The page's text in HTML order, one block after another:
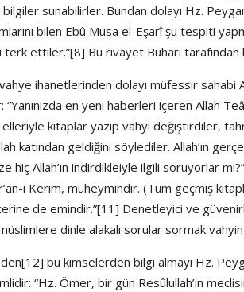
sunabilirler. Bundan dolayı Hz.
bilen Ebû Musa el-Eşarî şu tespiti
terk ettiler.”[8] Bu rivayet Buhari
ihanetlerinden dolayı müfessir
“Yanınızda en yeni haberleri içeren Allah
kitaplar yazıp vahyi değiştirdiler,
katından geldiğini söylediler. Allah’ın
hiç Allah’ın indirdikleiyle ilgili soruyorlar
ı Kerim, müheymindir. (Tüm geçmiş
de emindir.”[11] Denetleyici ve
dinle alakalı sorular sormak vahyin
bu kimselerden bilgi almayı Hz.
“Hz. Ömer, bir gün Resûlullah’ın